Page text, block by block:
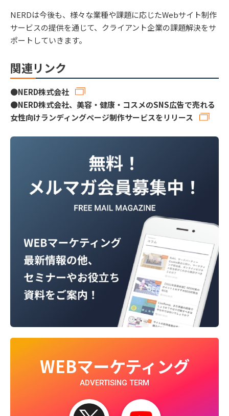
NERDは今後も、様々な業種や課題に応じたWebサイト制作
サービスの提供を通じて、クライアント企業の課題解決をサ
ポートしていきます。
関連リンク
●NERD株式会社
●NERD株式会社、美容・健康・コスメのSNS広告で売れる
女性向けランディングページ制作サービスをリリース
WEBマーケティング
ADVERTISING TERM